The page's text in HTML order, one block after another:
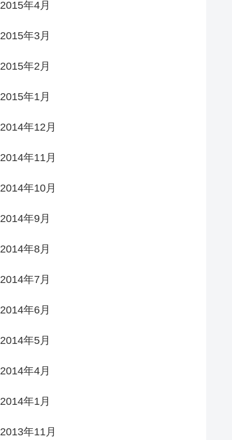
2015年4月
2015年3月
2015年2月
2015年1月
2014年12月
2014年11月
2014年10月
2014年9月
2014年8月
2014年7月
2014年6月
2014年5月
2014年4月
2014年1月
2013年11月